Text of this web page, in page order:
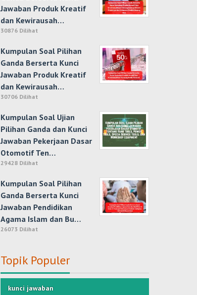
Jawaban Produk Kreatif
dan Kewirausah…
30876 Dilihat
Kumpulan Soal Pilihan
Ganda Berserta Kunci
Jawaban Produk Kreatif
dan Kewirausah…
30706 Dilihat
Kumpulan Soal Ujian
Pilihan Ganda dan Kunci
Jawaban Pekerjaan Dasar
Otomotif Ten…
29428 Dilihat
Kumpulan Soal Pilihan
Ganda Berserta Kunci
Jawaban Pendidikan
Agama Islam dan Bu…
26073 Dilihat
Topik Populer
kunci jawaban